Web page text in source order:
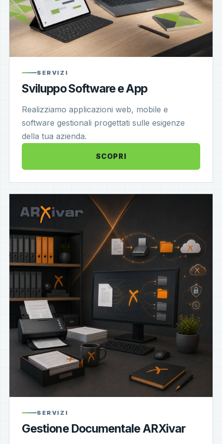
SERVIZI
Sviluppo Software e App
Realizziamo applicazioni web, mobile e
software gestionali progettati sulle esigenze
della tua azienda.
SCOPRI
SERVIZI
Gestione Documentale ARXivar